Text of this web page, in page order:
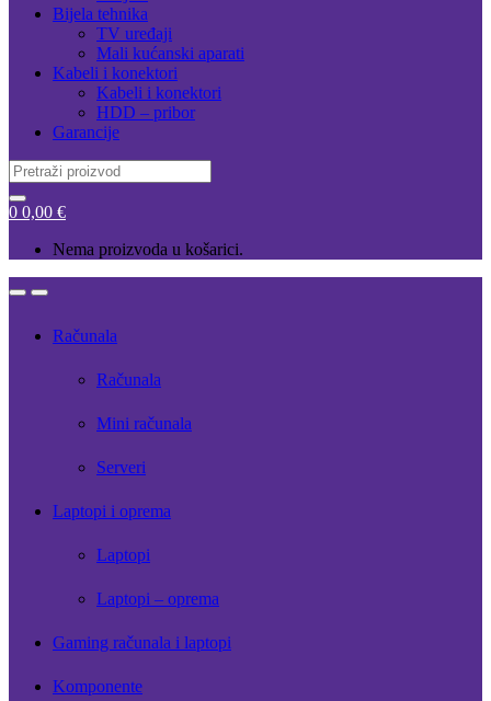
Bijela tehnika
TV uređaji
Mali kućanski aparati
Kabeli i konektori
Kabeli i konektori
HDD – pribor
Garancije
Search
for:
0 0,00 €
Nema proizvoda u košarici.
OpenClose
Računala
Računala
Mini računala
Serveri
Laptopi i oprema
Laptopi
Laptopi – oprema
Gaming računala i laptopi
Komponente